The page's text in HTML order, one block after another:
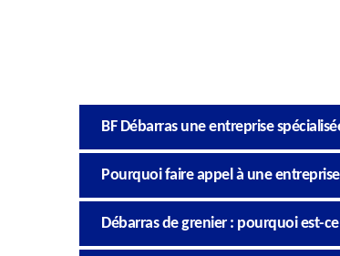
BF Débarras une entreprise
Pourquoi faire appel à une
Débarras de grenier : pourquoi est-